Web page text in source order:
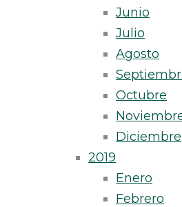
Junio
Julio
Agosto
Octubre
Diciembre
2019
Enero
Febrero